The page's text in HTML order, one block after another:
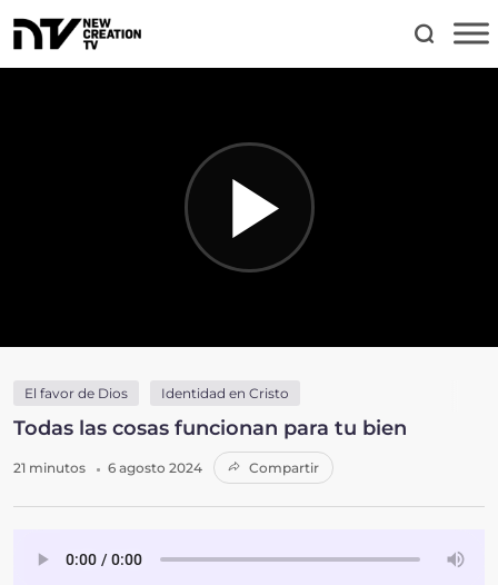
El favor de Dios Identidad en Cristo
Todas las cosas funcionan para tu bien
21 minutos 6 agosto 2024 Compartir